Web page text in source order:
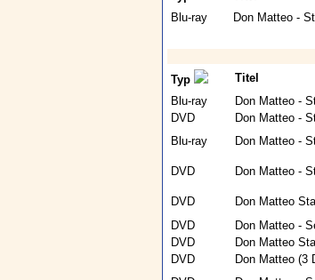
Blu-ray
Don Matteo -
Typ
Titel
Blu-ray
Don Matteo -
DVD
Don Matteo -
Blu-ray
Don Matteo -
DVD Don Matteo -
DVD Don Matteo
DVD
Don Matteo -
DVD
Don Matteo
DVD
Don Matteo (3